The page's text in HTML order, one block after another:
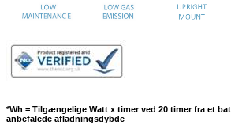
*Wh = Tilgængelige Watt x timer ved 20 timer fra et
anbefalede afladningsdybde